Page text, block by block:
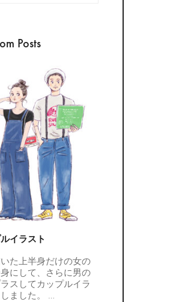
Posts
イラスト
た上半身だけの女の
にして、さらに男の
スしてカップルイラ
ました。 …